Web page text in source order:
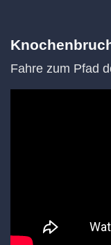
Fahre zum Pfad